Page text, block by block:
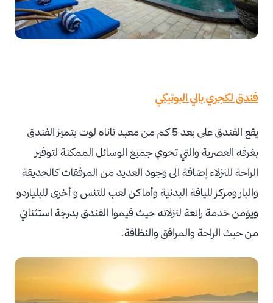
فندق لكجري بالي البوتيكي
يقع الفندق على بعد 5 كم من معبد تاناه لوت يتميز الفندق
بغرفه العصرية والتي تحوي جميع الوسائل الممكنة لتوفير
الراحة للنزلاء إضافة الى وجود العديد من المرفقات كالحديقة
والبار ومركز للياقة البدنية وأماكن لعب للتنس و أخرى للبلياردو
ويؤمن خدمة رائعة لنزلائه حيث قيموا الفندق بدرجة استثنائي
من حيث الراحة والمرافق والنظافة.